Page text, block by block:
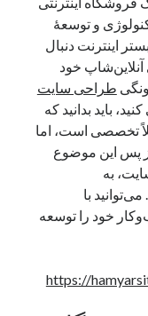
و توسعهٔ
اینترنت دنبال
خود
طراحی سایت
باید بدانید که
تخصصی است، اما
پس این موضوع
به
با
خود را توسعه
https://